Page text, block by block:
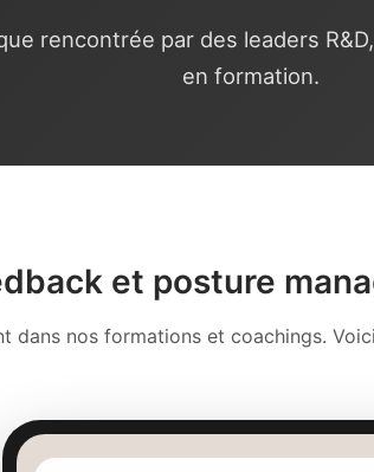
rencontrée par des leaders
en formation.
et posture
dans nos formations et coachings.